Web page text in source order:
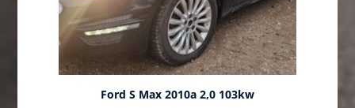
Ford S Max 2010a 2,0 103kw